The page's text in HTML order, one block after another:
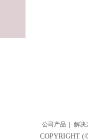
公司产品 解决
COPYRIGHT